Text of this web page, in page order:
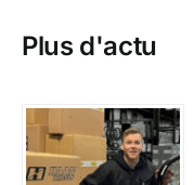
Plus d'actu